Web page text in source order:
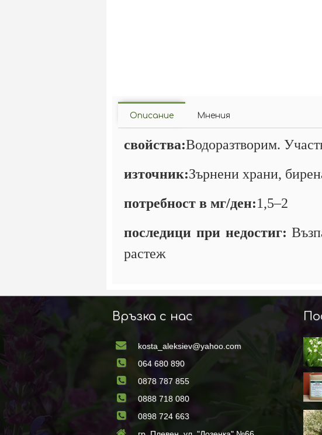
Описание Мнения
свойства:Водоразтворим.
източник:Зърнени храни,
потребност в мг/ден:1,5–2
последици при недостиг:
растеж
Връзка с нас
kosta_aleksiev@yahoo.com
064 680 890
0878 787 855
0888 718 080
0898 724 663